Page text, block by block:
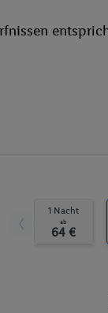
1 Nacht
ab
64 €